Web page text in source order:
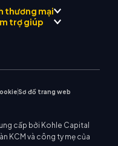
hiệu thương
trình môi
thương mại
trợ giúp
Sơ đồ trang web
cấp bởi Kohle Capital
KCM và công ty mẹ của